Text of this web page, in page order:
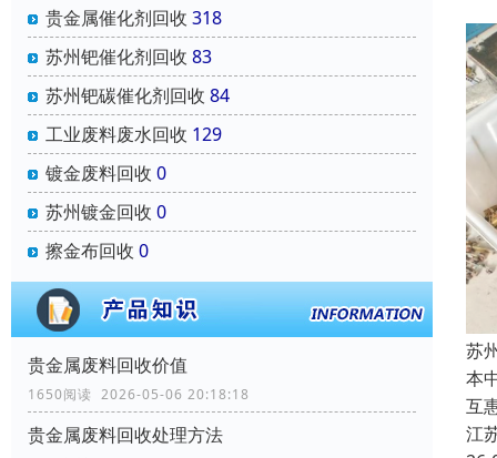
贵金属催化剂回收 318
苏州钯催化剂回收 83
苏州钯碳催化剂回收 84
工业废料废水回收 129
镀金废料回收 0
苏州镀金回收 0
擦金布回收 0
贵金属废料回收价值
1650阅读 2026-05-06 20:18:18
贵金属废料回收处理方法
苏
本
互
江